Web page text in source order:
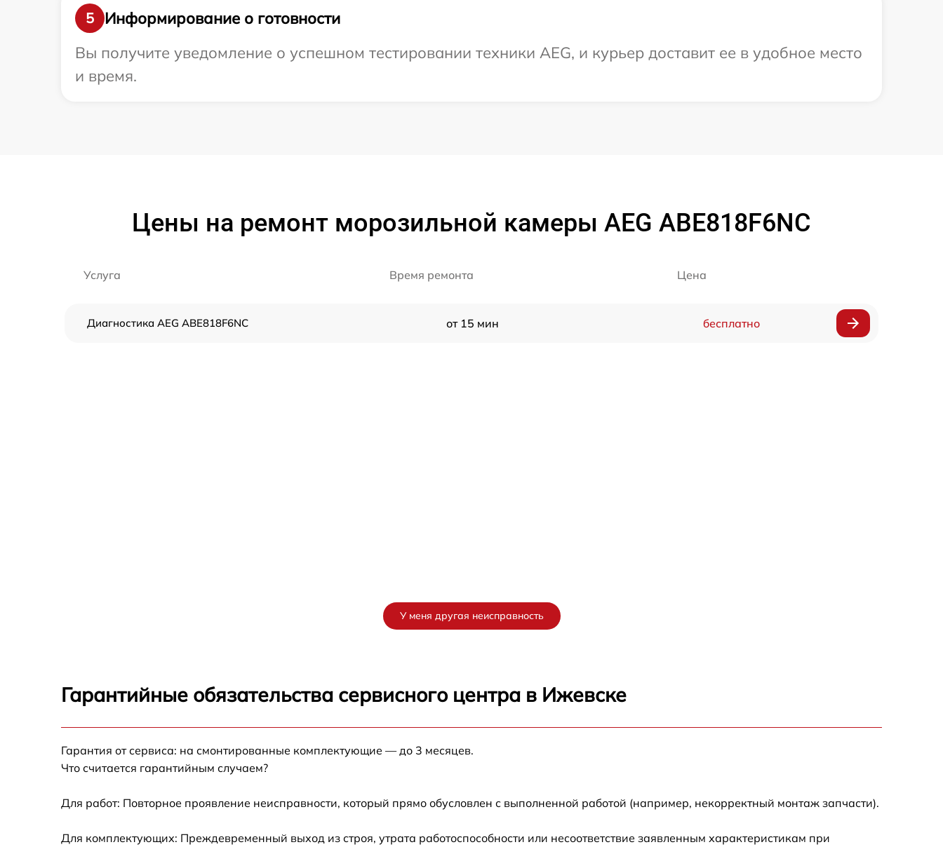
5
Информирование о готовности
Вы получите уведомление о успешном тестировании техники AEG, и курьер доставит ее в удобное место
и время.
Цены на ремонт морозильной камеры AEG ABE818F6NC
Услуга Время ремонта Цена
Диагностика AEG ABE818F6NC от 15 мин бесплатно
У меня другая неисправность
Гарантийные обязательства сервисного центра в Ижевске
Гарантия от сервиса: на смонтированные комплектующие — до 3 месяцев.
Что считается гарантийным случаем?
Для работ: Повторное проявление неисправности, который прямо обусловлен с выполненной работой (например, некорректный монтаж запчасти).
Для комплектующих: Преждевременный выход из строя, утрата работоспособности или несоответствие заявленным характеристикам при